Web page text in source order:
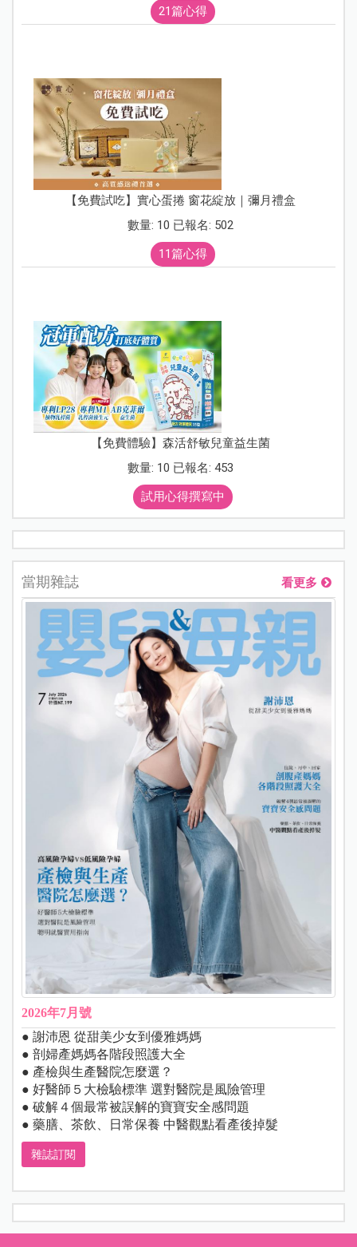
21篇心得
【免費試吃】實心蛋捲 窗花綻放｜彌月禮盒
數量: 10 已報名: 502
11篇心得
【免費體驗】森活舒敏兒童益生菌
數量: 10 已報名: 453
試用心得撰寫中
當期雜誌 看更多
2026年7月號
● 謝沛恩 從甜美少女到優雅媽媽
● 剖婦產媽媽各階段照護大全
● 產檢與生產醫院怎麼選？
● 好醫師５大檢驗標準 選對醫院是風險管理
● 破解４個最常被誤解的寶寶安全感問題
● 藥膳、茶飲、日常保養 中醫觀點看產後掉髮
雜誌訂閱